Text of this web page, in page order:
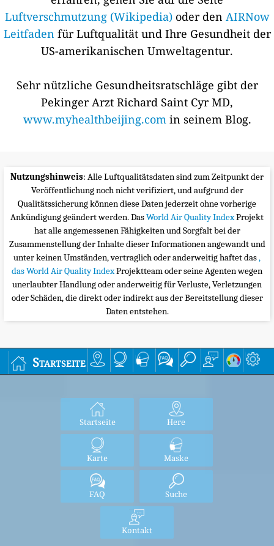
Luftverschmutzung (Wikipedia)oder den AIRNow
Leitfaden für Luftqualität und Ihre Gesundheit der
US-amerikanischen Umweltagentur.
Sehr nützliche Gesundheitsratschläge gibt der
Pekinger Arzt Richard Saint Cyr MD,
www.myhealthbeijing.comin seinem Blog.
Nutzungshinweis: Alle Luftqualitätsdaten sind zum Zeitpunkt der
Veröffentlichung noch nicht verifiziert, und aufgrund der
Qualitätssicherung können diese Daten jederzeit ohne vorherige
Ankündigung geändert werden. DasWorld Air Quality IndexProjekt
hat alle angemessenen Fähigkeiten und Sorgfalt bei der
Zusammenstellung der Inhalte dieser Informationen angewandt und
unter keinen Umständen, vertraglich oder anderweitig haftet das,
das World Air Quality IndexProjektteam oder seine Agenten wegen
unerlaubter Handlung oder anderweitig für Verluste, Verletzungen
oder Schäden, die direkt oder indirekt aus der Bereitstellung dieser
Daten entstehen.
Startseite
Startseite Here
Karte Maske
FAQ Suche
Kontakt